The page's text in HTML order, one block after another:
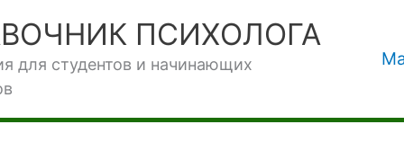
ПСИХОЛОГА
для студентов и начинающих